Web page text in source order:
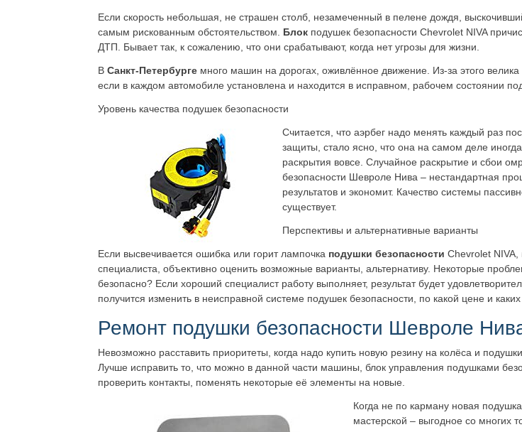
Если скорость небольшая, не страшен столб, незамеченный в пелене дождя,
самым рискованным обстоятельством. Блок подушек безопасности Chevrolet NIVA
ДТП. Бывает так, к сожалению, что они срабатывают, когда нет угрозы для жизни.
В Санкт-Петербурге много машин на дорогах, оживлённое движение. Из-за этого
если в каждом автомобиле установлена и находится в исправном, рабочем состоянии
Уровень качества подушек безопасности
Считается, что аэрбег надо менять каждый раз
защиты, стало ясно, что она на самом деле
раскрытия вовсе. Случайное раскрытие и сбои
безопасности Шевроле Нива – нестандартная
результатов и экономит. Качество системы
существует.
Перспективы и альтернативные варианты
Если высвечивается ошибка или горит лампочка подушки безопасности Chevrolet NIVA,
специалиста, объективно оценить возможные варианты, альтернативу. Некоторые
безопасно? Если хороший специалист работу выполняет, результат будет
получится изменить в неисправной системе подушек безопасности, по какой цене и каких
Ремонт подушки безопасности Шевроле
Невозможно расставить приоритеты, когда надо купить новую резину на колёса и
Лучше исправить то, что можно в данной части машины, блок управления подушками
проверить контакты, поменять некоторые её элементы на новые.
Когда не по карману новая
мастерской – выгодное со многих